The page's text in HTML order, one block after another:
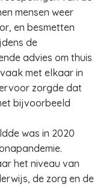
mensen weer
en besmetten
de
advies om thuis
met elkaar in
zorgde dat
bijvoorbeeld
was in 2020
het niveau van
de zorg en de